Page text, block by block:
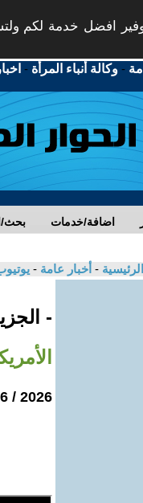
افضل خدمة لكم
-وكالة أنباء المرأة -
بحث/ اضافة/خدمات
- أخبار عامة -
-
2026 / 6 / 7